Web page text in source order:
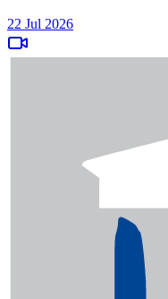
22 Jul 2026